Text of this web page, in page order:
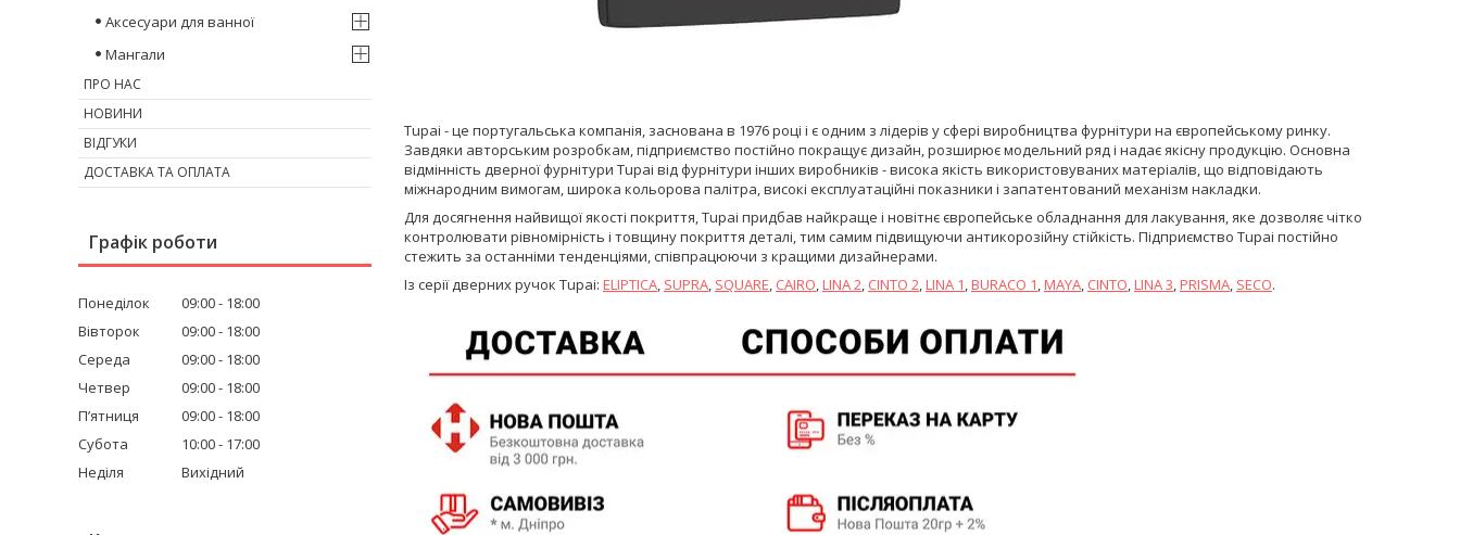
Tupai - це португальська компанія, заснована в 1976 році і є одним з лідерів у сфері виробництва фурнітури на європейському ринку.
Завдяки авторським розробкам, підприємство постійно покращує дизайн, розширює модельний ряд і надає якісну продукцію. Основна
відмінність дверної фурнітури Tupai від фурнітури інших виробників - висока якість використовуваних матеріалів, що відповідають
міжнародним вимогам, широка кольорова палітра, високі експлуатаційні показники і запатентований механізм накладки.
Для досягнення найвищої якості покриття, Tupai придбав найкраще і новітнє європейське обладнання для лакування, яке дозволяє чітко
контролювати рівномірність і товщину покриття деталі, тим самим підвищуючи антикорозійну стійкість. Підприємство Tupai постійно
стежить за останніми тенденціями, співпрацюючи з кращими дизайнерами.
Із серії дверних ручок Tupai: ELIPTICA SUPRA SQUARE CAIRO LINA 2 CINTO 2 LINA 1 BURACO 1 MAYA CINTO LINA 3 PRISMA SECO.
Аксесуари для ванної
Мангали
ПРО НАС
НОВИНИ
ВІДГУКИ
ДОСТАВКА ТА ОПЛАТА
Графік роботи
Понеділок 09:00
18:00
Вівторок
09:00
18:00
Середа
09:00
18:00
Четвер
09:00
18:00
Пʼятниця
09:00
18:00
Субота
10:00
17:00
Неділя
Вихідний